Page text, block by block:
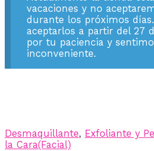
vacaciones y no
durante los próximos
aceptarlos a partir del 27
por tu paciencia y
inconveniente.
Desmaquillante, Exfoliante y
la Cara(Facial)